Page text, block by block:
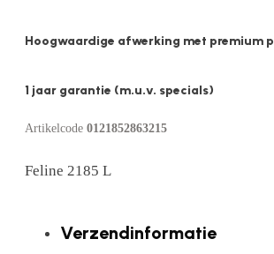
Hoogwaardige afwerking met premium
1 jaar garantie (m.u.v. specials)
Artikelcode 0121852863215
Feline 2185 L
Verzendinformatie